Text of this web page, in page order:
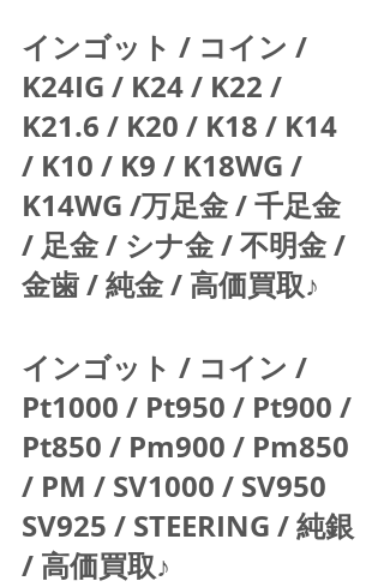
インゴット / コイン /
K24IG / K24 / K22 /
K21.6 / K20 / K18 / K14
/ K10 / K9 / K18WG /
K14WG /万足金 / 千足金
/ 足金 / シナ金 / 不明金 /
金歯 / 純金 / 高価買取♪
インゴット / コイン /
Pt1000 / Pt950 / Pt900 /
Pt850 / Pm900 / Pm850
/ PM / SV1000 / SV950
SV925 / STEERING / 純銀
/ 高価買取♪